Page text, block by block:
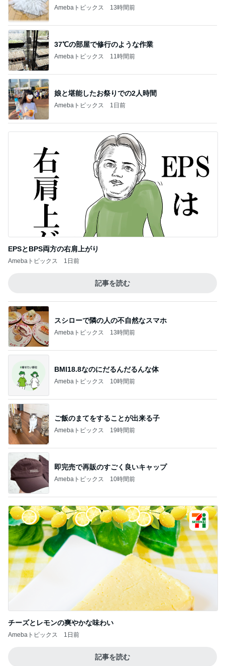
Amebaトピックス 13時間前
37℃の部屋で修行のような作業
Amebaトピックス 11時間前
娘と堪能したお祭りでの2人時間
Amebaトピックス 1日前
EPSとBPS両方の右肩上がり
Amebaトピックス 1日前
記事を読む
スシローで隣の人の不自然なスマホ
Amebaトピックス 13時間前
BMI18.8なのにだるんだるんな体
Amebaトピックス 10時間前
ご飯のまてをすることが出来る子
Amebaトピックス 19時間前
即完売で再販のすごく良いキャップ
Amebaトピックス 10時間前
チーズとレモンの爽やかな味わい
Amebaトピックス 1日前
記事を読む